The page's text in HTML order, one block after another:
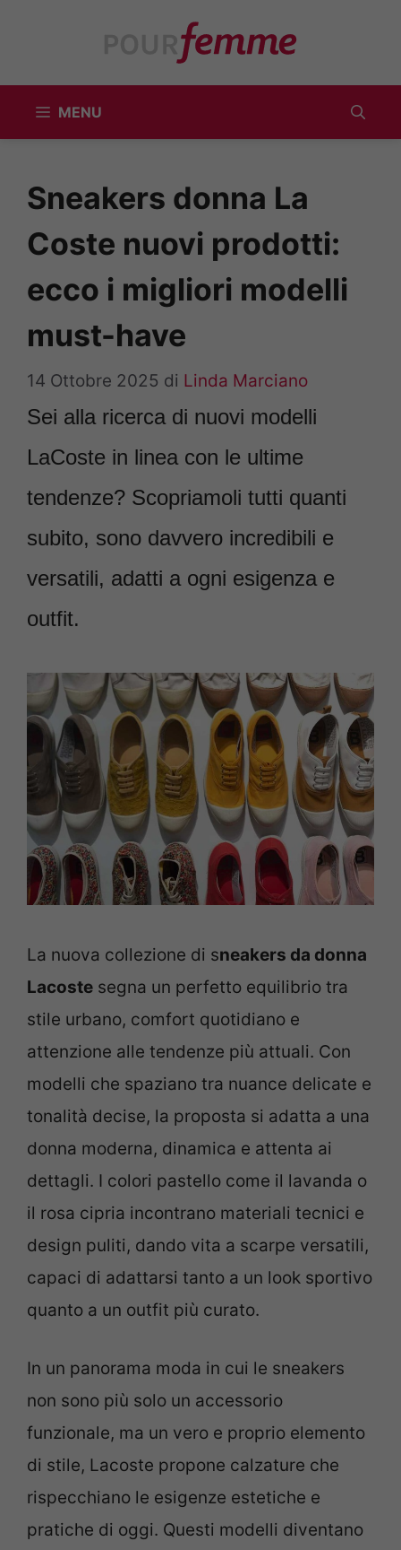
MENU
Sneakers donna La
Coste nuovi prodotti:
ecco i migliori modelli
must-have
14 Ottobre 2025 di Linda Marciano
Sei alla ricerca di nuovi modelli
LaCoste in linea con le ultime
tendenze? Scopriamoli tutti quanti
subito, sono davvero incredibili e
versatili, adatti a ogni esigenza e
outfit.
La nuova collezione di sneakers da donna
Lacoste segna un perfetto equilibrio tra
stile urbano, comfort quotidiano e
attenzione alle tendenze più attuali. Con
modelli che spaziano tra nuance delicate e
tonalità decise, la proposta si adatta a una
donna moderna, dinamica e attenta ai
dettagli. I colori pastello come il lavanda o
il rosa cipria incontrano materiali tecnici e
design puliti, dando vita a scarpe versatili,
capaci di adattarsi tanto a un look sportivo
quanto a un outfit più curato.
In un panorama moda in cui le sneakers
non sono più solo un accessorio
funzionale, ma un vero e proprio elemento
di stile, Lacoste propone calzature che
rispecchiano le esigenze estetiche e
pratiche di oggi. Questi modelli diventano